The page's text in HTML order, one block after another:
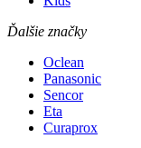
Ďalšie značky
Oclean
Panasonic
Sencor
Eta
Curaprox